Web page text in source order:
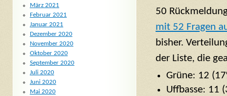
50
mit 52 Fragen
bisher.
der Liste, die
Grüne: 12
Uffbasse: 11
März 2021
Februar 2021
Januar 2021
Dezember 2020
November 2020
Oktober 2020
September 2020
Juli 2020
Juni 2020
Mai 2020